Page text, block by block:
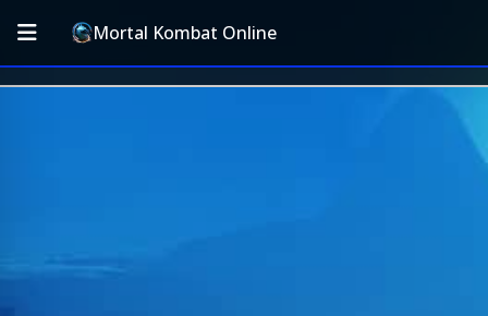
Mortal Kombat Online